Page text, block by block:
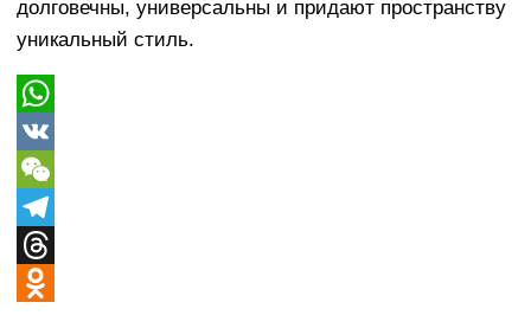
долговечны, универсальны и придают пространству
уникальный стиль.
WhatsApp
VK
WeChat
Telegram
Threads